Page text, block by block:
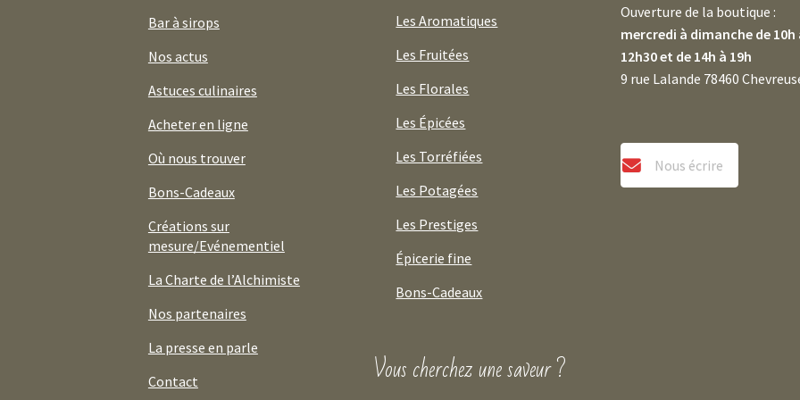
Bar à sirops
Nos actus
Astuces culinaires
Acheter en ligne
Où nous trouver
Bons-Cadeaux
Créations sur
mesure/Evénementiel
La Charte de l’Alchimiste
Nos partenaires
La presse en parle
Contact
Les Aromatiques
Les Fruitées
Les Florales
Les Épicées
Les Torréfiées
Les Potagées
Les Prestiges
Épicerie fine
Bons-Cadeaux
Vous cherchez une saveur ?
Ouverture de la boutique :
mercredi à dimanche de 10h
12h30 et de 14h à 19h
9 rue Lalande 78460
Nous écrire